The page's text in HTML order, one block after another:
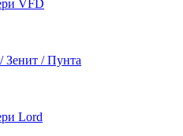
VFD
Зенит / Пунта
Lord